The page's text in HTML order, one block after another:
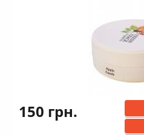
150 грн.